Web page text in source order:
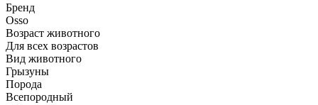
Бренд
Osso
Возраст животного
Для всех возрастов
Вид животного
Грызуны
Порода
Всепородный